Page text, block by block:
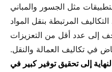
المرتبطة بنقل المواد
إلى عدد أقل من التعزيزات
في تكاليف العمالة والنقل.
إلى تحقيق توفير كبير في